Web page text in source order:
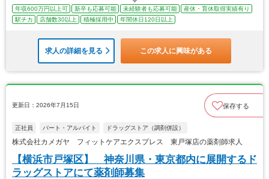
年収600万円以上可 新卒も応募可能 未経験者も応募可能
産休・育休取得実績有り
駅チカ
店舗数30以上 積極採用中 年間休日120日以上
求人の詳細を見る この求人に興味がある
更新日：2026年7月15日 保存する
正社員 パート・アルバイト ドラッグストア（調剤併設）
株式会社カメガヤ フィットケアエクスプレス 東戸塚店の薬剤師求人
【横浜市戸塚区】 神奈川県・東京都内に展開するド
ラッグストアにて薬剤師募集